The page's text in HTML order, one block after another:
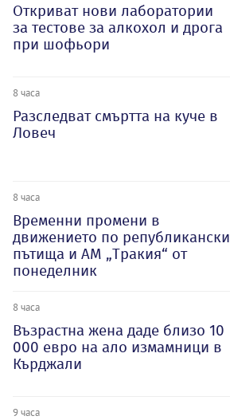
Откриват нови лаборатории
за тестове за алкохол и дрога
при шофьори
8 часа
Разследват смъртта на куче в
Ловеч
8 часа
Временни промени в
движението по републикански
пътища и АМ „Тракия“ от
понеделник
8 часа
Възрастна жена даде близо 10
000 евро на ало измамници в
Кърджали
9 часа